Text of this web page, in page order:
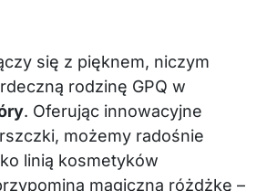
się z pięknem, niczym
rodzinę GPQ w
. Oferując innowacyjne
możemy radośnie
linią kosmetyków
magiczną różdżkę –